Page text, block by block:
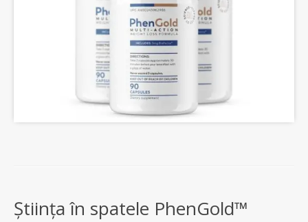
Știința în spatele PhenGold™